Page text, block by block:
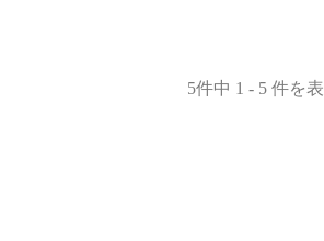
5件中 1 - 5 件を